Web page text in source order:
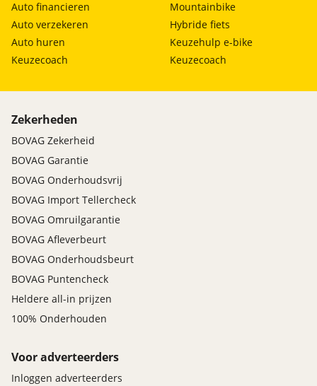
Auto financieren
Auto verzekeren
Auto huren
Keuzecoach
Mountainbike
Hybride fiets
Keuzehulp e-bike
Keuzecoach
Zekerheden
BOVAG Zekerheid
BOVAG Garantie
BOVAG Onderhoudsvrij
BOVAG Import Tellercheck
BOVAG Omruilgarantie
BOVAG Afleverbeurt
BOVAG Onderhoudsbeurt
BOVAG Puntencheck
Heldere all-in prijzen
100% Onderhouden
Voor adverteerders
Inloggen adverteerders